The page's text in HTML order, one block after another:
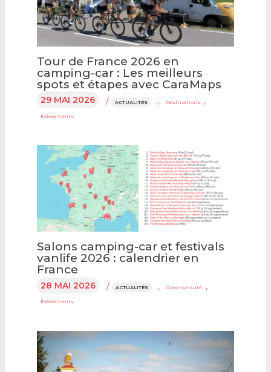
Tour de France 2026 en
camping-car : Les meilleurs
spots et étapes avec CaraMaps
29 MAI 2026 / ACTUALITÉS , Destinations ,
Évènements
Salons camping-car et festivals
vanlife 2026 : calendrier en
France
28 MAI 2026 / ACTUALITÉS , Communauté ,
Évènements